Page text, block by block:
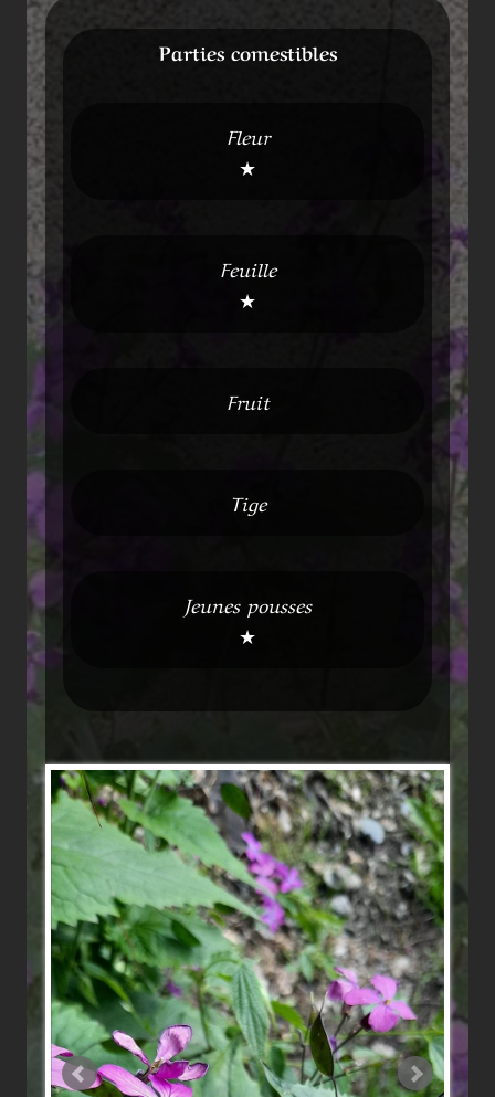
Parties comestibles
Fleur
★
Feuille
★
Fruit
Tige
Jeunes pousses
★